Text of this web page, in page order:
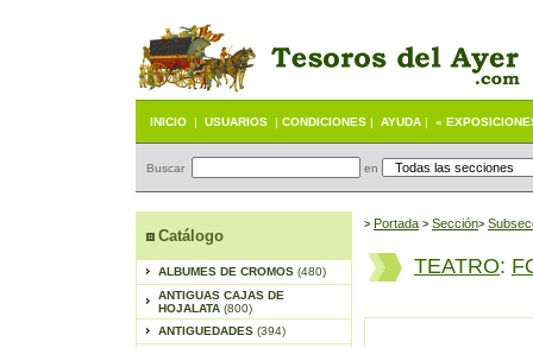
INICIO | USUARIOS | CONDICIONES | AYUDA | «
Buscar en
Catálogo
ALBUMES DE CROMOS (480)
ANTIGUAS CAJAS DE
HOJALATA (800)
ANTIGUEDADES (394)
> Portada > Sección>
TEATRO: